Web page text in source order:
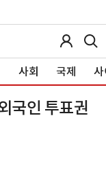
사회 국제 사
국인 투표권